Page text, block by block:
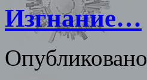
Изгнание…
Опубликовано